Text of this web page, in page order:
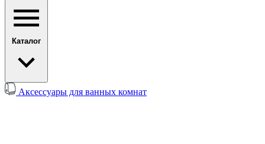
Каталог
Аксессуары для ванных комнат